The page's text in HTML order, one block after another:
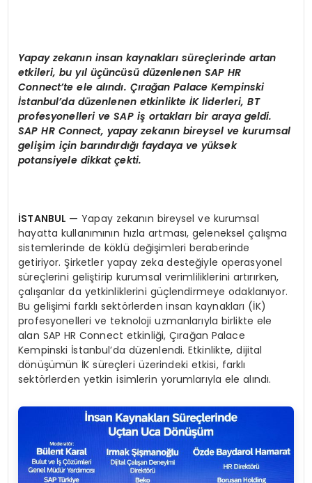
Yapay zekanın insan kaynakları süreçlerinde artan
etkileri, bu yıl üçüncüsü düzenlenen SAP HR
Connect’te ele alındı. Çırağan Palace Kempinski
İstanbul’da düzenlenen etkinlikte İK liderleri, BT
profesyonelleri ve SAP iş ortakları bir araya geldi.
SAP HR Connect, yapay zekanın bireysel ve kurumsal
gelişim için barındırdığı faydaya ve yüksek
potansiyele dikkat çekti.
İSTANBUL — Yapay zekanın bireysel ve kurumsal
hayatta kullanımının hızla artması, geleneksel çalışma
sistemlerinde de köklü değişimleri beraberinde
getiriyor. Şirketler yapay zeka desteğiyle operasyonel
süreçlerini geliştirip kurumsal verimliliklerini artırırken,
çalışanlar da yetkinliklerini güçlendirmeye odaklanıyor.
Bu gelişimi farklı sektörlerden insan kaynakları (İK)
profesyonelleri ve teknoloji uzmanlarıyla birlikte ele
alan SAP HR Connect etkinliği, Çırağan Palace
Kempinski İstanbul’da düzenlendi. Etkinlikte, dijital
dönüşümün İK süreçleri üzerindeki etkisi, farklı
sektörlerden yetkin isimlerin yorumlarıyla ele alındı.